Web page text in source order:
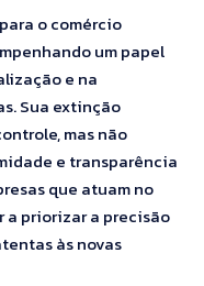
o comércio
um papel
e na
Sua extinção
mas não
e transparência
que atuam no
a priorizar a precisão
às novas